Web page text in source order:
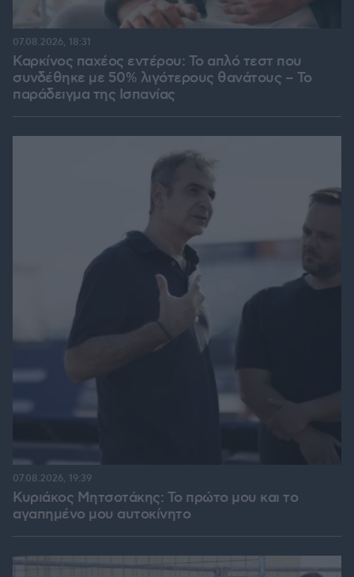
Καρκίνος παχέος εντέρου: Το απλό τεστ που
συνδέθηκε με 50% λιγότερους θανάτους – Το
παράδειγμα της Ισπανίας
07.08.2026, 18:31
Κυριάκος Μητσοτάκης: Το πρώτο μου και το
αγαπημένο μου αυτοκίνητο
07.08.2026, 19:39